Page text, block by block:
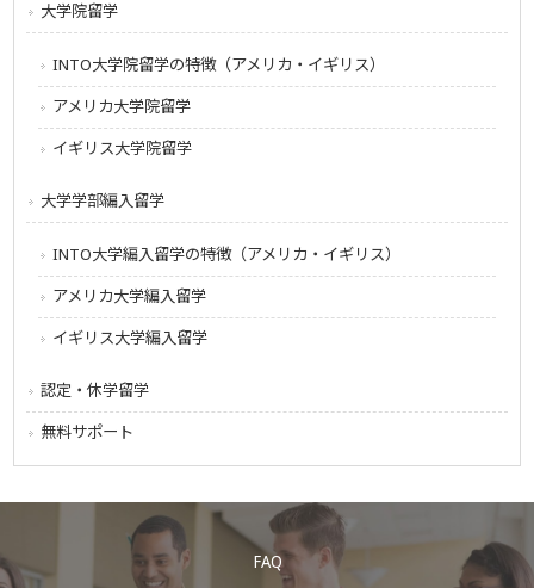
大学院留学
INTO大学院留学の特徴（アメリカ・イギリス）
アメリカ大学院留学
イギリス大学院留学
大学学部編入留学
INTO大学編入留学の特徴（アメリカ・イギリス）
アメリカ大学編入留学
イギリス大学編入留学
認定・休学留学
無料サポート
FAQ